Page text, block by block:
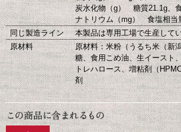
炭水化物（g） 糖質21.1g、
ナトリウム（mg） 食塩相当
同じ製造ライン
本製品は専用工場で生産して
原材料
原材料：米粉（うるち米（新
糖、食用こめ油、生イースト
トレハロース、増粘剤（
剤